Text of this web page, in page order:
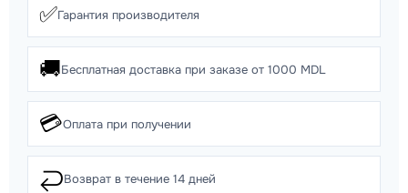
✅Гарантия производителя
🚚Бесплатная доставка при заказе от 1000 MDL
💳Оплата при получении
↩️Возврат в течение 14 дней